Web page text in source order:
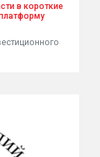
в короткие